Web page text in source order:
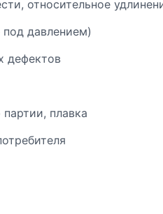
относительное
под давлением)
дефектов
плавка